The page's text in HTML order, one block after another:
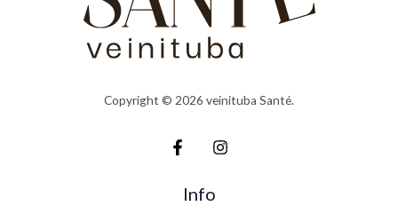
Copyright © 2026 veinituba Santé.
Info